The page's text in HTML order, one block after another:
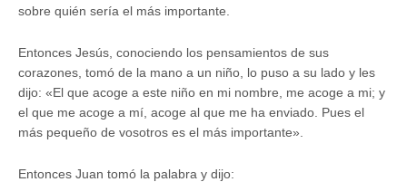
sobre quién sería el más importante.
Entonces Jesús, conociendo los pensamientos de sus
corazones, tomó de la mano a un niño, lo puso a su lado y les
dijo: «El que acoge a este niño en mi nombre, me acoge a mi; y
el que me acoge a mí, acoge al que me ha enviado. Pues el
más pequeño de vosotros es el más importante».
Entonces Juan tomó la palabra y dijo: